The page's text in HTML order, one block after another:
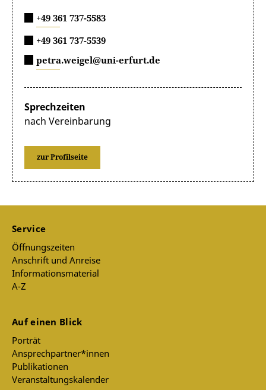
+49 361 737-5583
+49 361 737-5539
petra.weigel@uni-erfurt.de
Sprechzeiten
nach Vereinbarung
zur Profilseite
Service
Öffnungszeiten
Anschrift und Anreise
Informationsmaterial
A-Z
Auf einen Blick
Porträt
Ansprechpartner*innen
Publikationen
Veranstaltungskalender